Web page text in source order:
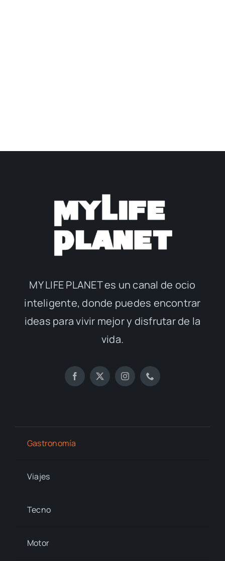
MY LIFE PLANET es un canal de ocio
inteligente, donde puedes encontrar
ideas para vivir mejor y disfrutar de la
vida.
Gastronomía
Viajes
Tecno
Motor